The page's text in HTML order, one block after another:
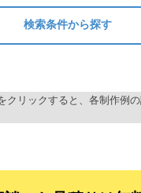
検索条件から探す
す
クリックすると、各制作例